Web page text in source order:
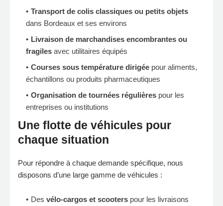
Transport de colis classiques ou petits objets
dans Bordeaux et ses environs
Livraison de marchandises encombrantes ou
fragiles avec utilitaires équipés
Courses sous température dirigée pour aliments,
échantillons ou produits pharmaceutiques
Organisation de tournées régulières pour les
entreprises ou institutions
Une flotte de véhicules pour
chaque situation
Pour répondre à chaque demande spécifique, nous
disposons d’une large gamme de véhicules :
Des vélo-cargos et scooters pour les livraisons